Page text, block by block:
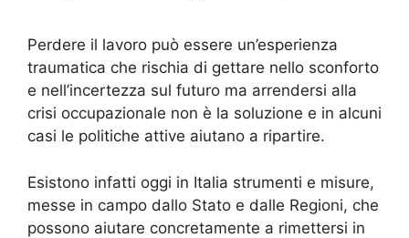
Perdere il lavoro può essere un’esperienza
traumatica che rischia di gettare nello sconforto
e nell’incertezza sul futuro ma arrendersi alla
crisi occupazionale non è la soluzione e in alcuni
casi le politiche attive aiutano a ripartire.
Esistono infatti oggi in Italia strumenti e misure,
messe in campo dallo Stato e dalle Regioni, che
possono aiutare concretamente a rimettersi in